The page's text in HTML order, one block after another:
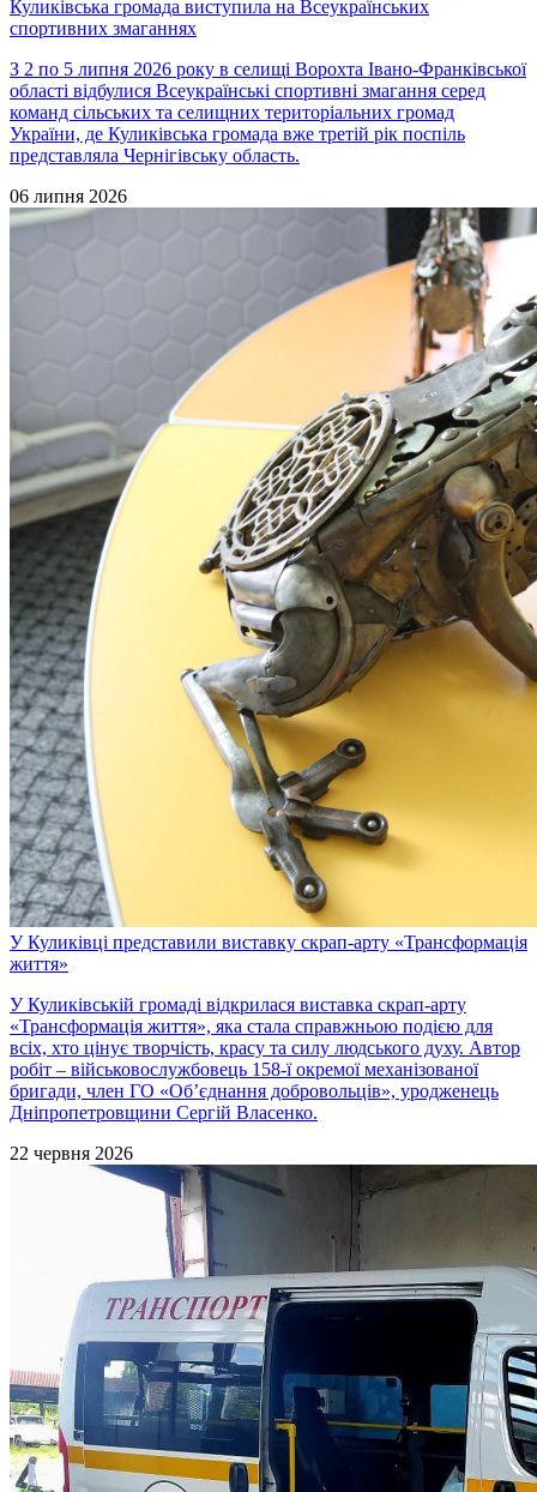
Куликівська громада виступила на Всеукраїнських
спортивних змаганнях
З 2 по 5 липня 2026 року в селищі Ворохта Івано-Франківської
області відбулися Всеукраїнські спортивні змагання серед
команд сільських та селищних територіальних громад
України, де Куликівська громада вже третій рік поспіль
представляла Чернігівську область.
06 липня 2026
У Куликівці представили виставку скрап-арту «Трансформація
життя»
У Куликівській громаді відкрилася виставка скрап-арту
«Трансформація життя», яка стала справжньою подією для
всіх, хто цінує творчість, красу та силу людського духу. Автор
робіт – військовослужбовець 158-ї окремої механізованої
бригади, член ГО «Об’єднання добровольців», уродженець
Дніпропетровщини Сергій Власенко.
22 червня 2026